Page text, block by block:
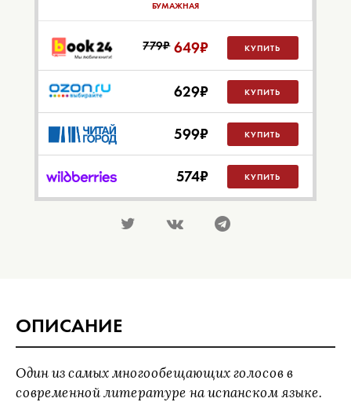
БУМАЖНАЯ
779₽ 649₽ КУПИТЬ
629₽ КУПИТЬ
599₽ КУПИТЬ
574₽ КУПИТЬ
ОПИСАНИЕ
Один из самых многообещающих голосов в
современной литературе на испанском языке.